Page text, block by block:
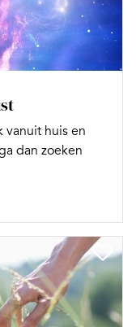
vanuit huis en
dan zoeken